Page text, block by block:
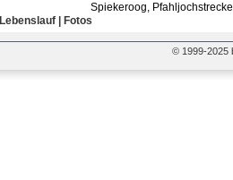
Spiekeroog,
Lebenslauf | Fotos
© 1999-2025